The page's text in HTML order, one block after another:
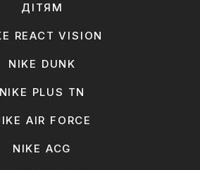
ДІТЯМ
REACT VISION
NIKE DUNK
NIKE PLUS TN
AIR FORCE
NIKE ACG